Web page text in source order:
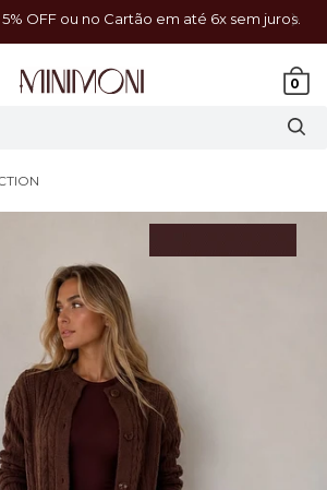
Frete grátis acima de R$499 para
0